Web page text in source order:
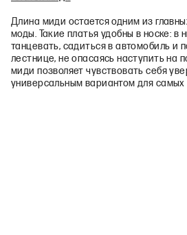
Длина миди остается одним из
моды. Такие платья удобны в носке: в
танцевать, садиться в автомобиль и
лестнице, не опасаясь наступить на
миди позволяет чувствовать себя
универсальным вариантом для